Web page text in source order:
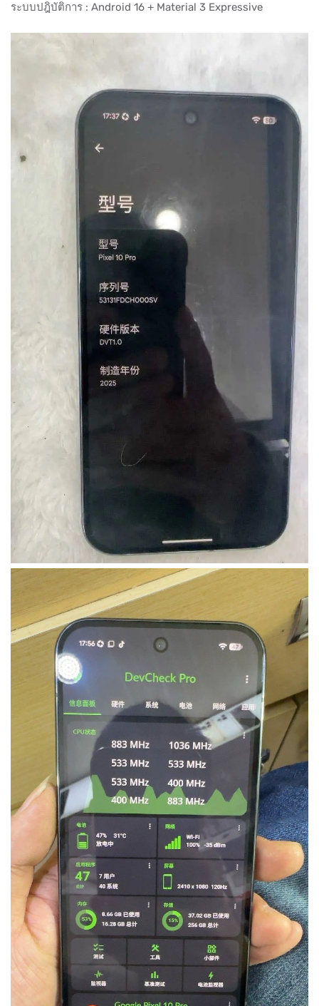
ระบบปฎิบัติการ : Android 16 + Material 3 Expressive